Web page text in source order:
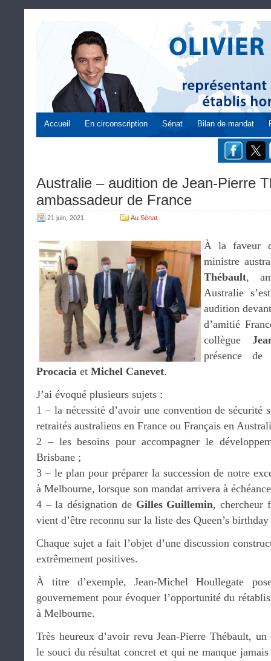
Accueil En circonscription Sénat Bilan de mandat
Australie – audition de Jean-Pierre
ambassadeur de France
21 juin, 2021 Au Sénat
À la faveur
ministre
Thébault,
Australie
audition
d’amitié
collègue
présence
Procacia et Michel Canevet.
J’ai évoqué plusieurs sujets :
1 – la nécessité d’avoir une convention de sécurité
retraités australiens en France ou Français en
2 – les besoins pour accompagner le
Brisbane ;
3 – le plan pour préparer la succession de notre
à Melbourne, lorsque son mandat arrivera à
4 – la désignation de Gilles Guillemin, chercheur
vient d’être reconnu sur la liste des Queen’s
Chaque sujet a fait l’objet d’une discussion
extrêmement positives.
À titre d’exemple, Jean-Michel Houllegate
gouvernement pour évoquer l’opportunité du
à Melbourne.
Très heureux d’avoir revu Jean-Pierre Thébault,
le souci du résultat concret et qui ne manque